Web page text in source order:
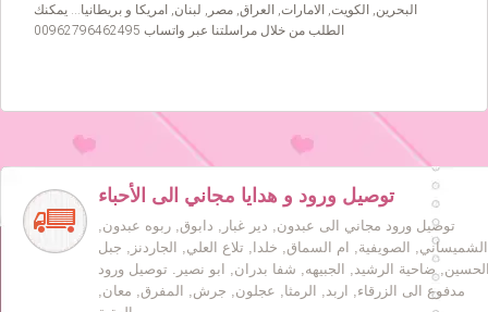
البحرين, الكويت, الامارات, العراق, مصر, لبنان, امريكا و بريطانيا… يمكنك
الطلب من خلال مراسلتنا عبر واتساب 00962796462495
توصيل ورود و هدايا مجاني الى الأحباء
توصيل ورود مجاني الى عبدون, دير غبار, دابوق, ربوه عبدون,
الشميساني, الصويفية, ام السماق, خلدا, تلاع العلي, الجاردنز, جبل
ضاحية الرشيد, الجبيهه, شفا بدران, ابو نصير. توصيل ورود
مدفوع الى الزرقاء, اربد, الرمثا, عجلون, جرش, المفرق, معان,